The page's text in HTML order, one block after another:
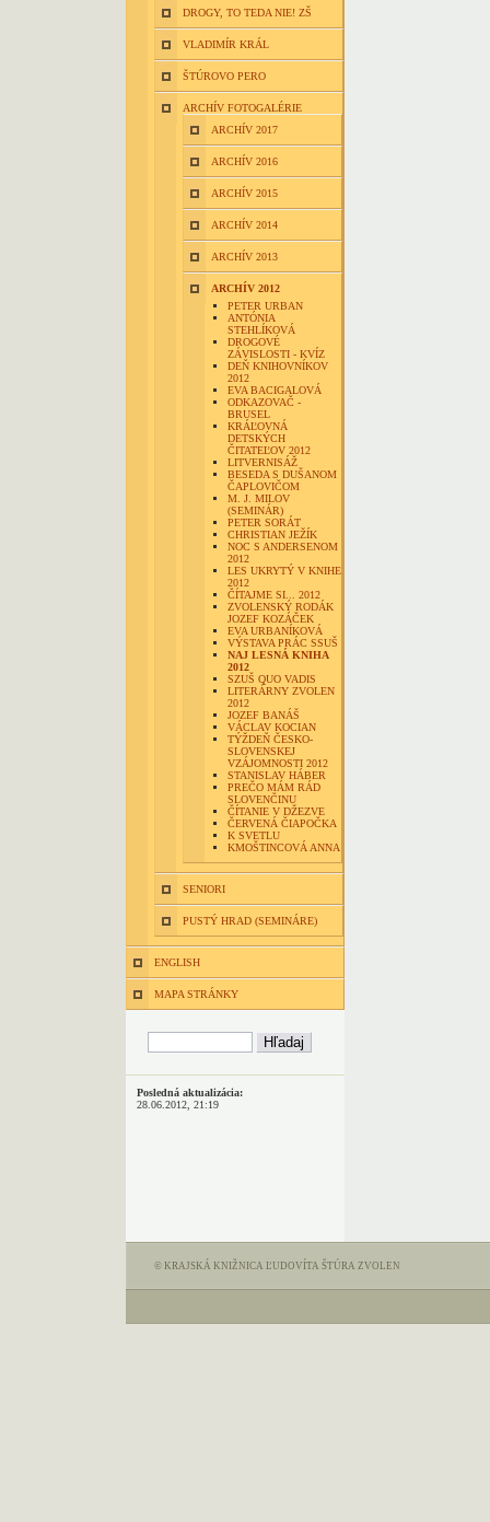
DROGY, TO TEDA NIE! ZŠ
VLADIMÍR KRÁL
ŠTÚROVO PERO
ARCHÍV FOTOGALÉRIE
ARCHÍV 2017
ARCHÍV 2016
ARCHÍV 2015
ARCHÍV 2014
ARCHÍV 2013
ARCHÍV 2012
PETER URBAN
ANTÓNIA
STEHLÍKOVÁ
DROGOVÉ
ZÁVISLOSTI - KVÍZ
DEŇ KNIHOVNÍKOV
2012
EVA BACIGALOVÁ
ODKAZOVAČ -
BRUSEL
KRÁĽOVNÁ
DETSKÝCH
ČITATEĽOV 2012
LITVERNISÁŽ
BESEDA S DUŠANOM
ČAPLOVIČOM
M. J. MILOV
(SEMINÁR)
PETER SORÁT
CHRISTIAN JEŽÍK
NOC S ANDERSENOM
2012
LES UKRYTÝ V KNIHE
2012
ČÍTAJME SI... 2012
ZVOLENSKÝ RODÁK
JOZEF KOZÁČEK
EVA URBANÍKOVÁ
VÝSTAVA PRÁC SSUŠ
NAJ LESNÁ KNIHA
2012
SZUŠ QUO VADIS
LITERÁRNY ZVOLEN
2012
JOZEF BANÁŠ
VÁCLAV KOCIAN
TÝŽDEŇ ČESKO-
SLOVENSKEJ
VZÁJOMNOSTI 2012
STANISLAV HÁBER
PREČO MÁM RÁD
SLOVENČINU
ČÍTANIE V DŽEZVE
ČERVENÁ ČIAPOČKA
K SVETLU
KMOŠTINCOVÁ ANNA
SENIORI
PUSTÝ HRAD (SEMINÁRE)
ENGLISH
MAPA STRÁNKY
Posledná aktualizácia:
28.06.2012, 21:19
© KRAJSKÁ KNIŽNICA ĽUDOVÍTA ŠTÚRA ZVOLEN